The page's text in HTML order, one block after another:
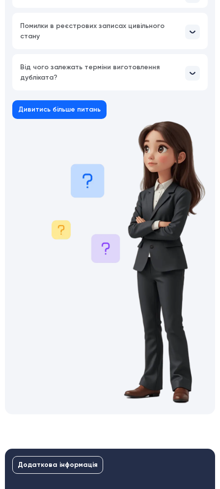
Помилки в реєстрових записах цивільного
стану
Від чого залежать терміни виготовлення
дубліката?
Дивитись більше питань
Додаткова інформація